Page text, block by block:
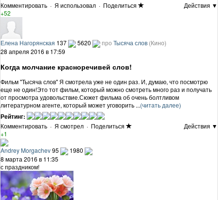
Комментировать · Я использовал · Поделиться
Действия ▼
+52
Елена Нагорянская 137 5620 про Тысяча слов (Кино)
28 апреля 2016 в 17:59
Когда молчание красноречивей слов!
Фильм "Тысяча слов" Я смотрела уже не один раз. И, думаю, что посмотрю
еще не один!Это тот фильм, который можно смотреть много раз и получать
от просмотра удовольствие.Сюжет фильма об очень болтливом
литературном агенте, который может уговорить ...(читать далее)
Рейтинг:
Комментировать · Я смотрел · Поделиться
Действия ▼
+1
Andrey Morgachev95
1980
8 марта 2016 в 11:35
с праздником!